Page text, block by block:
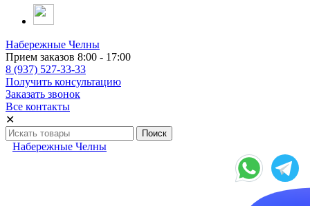
Набережные Челны
Прием заказов 8:00 - 17:00
8 (937) 527-33-33
Получить консультацию
Заказать звонок
Все контакты
✕
Набережные Челны